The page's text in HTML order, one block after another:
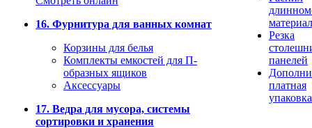
16. Фурнитура для ванных комнат
Корзины для белья
Комплекты емкостей для П-
образных ящиков
Аксессуары
17. Ведра для мусора, системы
сортировки и хранения
Резка
панелей
платная
упаковка